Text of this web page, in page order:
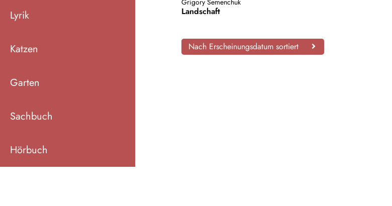
Lyrik
Katzen
Garten
Sachbuch
Hörbuch
Grigory Semenchuk
Landschaft
Nach Erscheinungsdatum sortiert